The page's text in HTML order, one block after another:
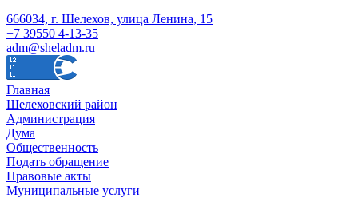
666034, г. Шелехов, улица Ленина, 15
+7 39550 4-13-35
adm@sheladm.ru
Главная
Шелеховский район
Администрация
Дума
Общественность
Подать обращение
Правовые акты
Муниципальные услуги